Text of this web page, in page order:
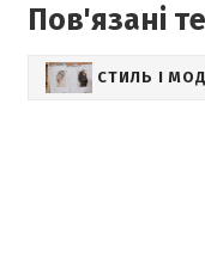
Пов'язані
СТИЛЬ І